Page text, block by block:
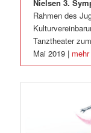
Nielsen 3.
Rahmen des
Tanztheater
Mai 2019 |